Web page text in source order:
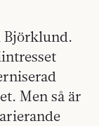
Björklund.
Men så är